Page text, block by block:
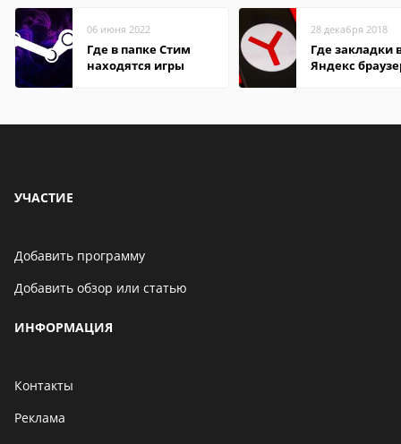
06 июня 2022
Где в папке Стим
находятся игры
28 декабря 2018
Где закладки
Яндекс
УЧАСТИЕ
Добавить программу
Добавить обзор или статью
ИНФОРМАЦИЯ
Контакты
Реклама